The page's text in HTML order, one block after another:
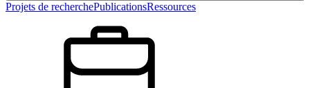
Projets de recherchePublicationsRessources